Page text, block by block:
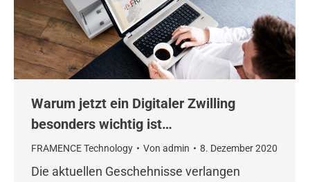
Warum jetzt ein Digitaler Zwilling
besonders wichtig ist…
FRAMENCE Technology Von admin 8. Dezember 2020
Die aktuellen Geschehnisse verlangen